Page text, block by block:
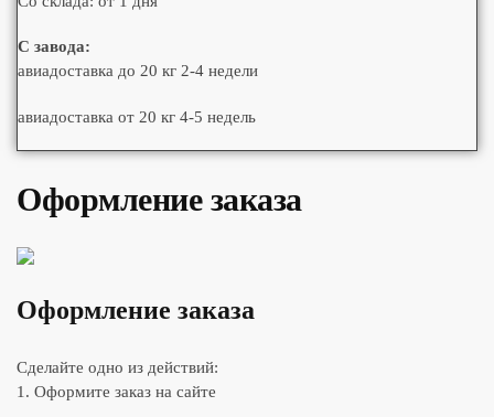
С завода:
авиадоставка до 20 кг 2-4 недели
авиадоставка от 20 кг 4-5 недель
Оформление заказа
Оформление заказа
Сделайте одно из действий:
1. Оформите заказ на сайте